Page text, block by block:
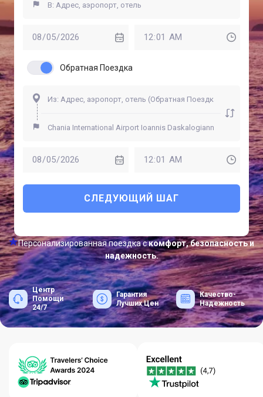
Обратная Поездка
СЛЕДУЮЩИЙ ШАГ
Персонализированная поездка скомфорт, безопасность и
надежность.
Центр
Помощи
24/7
Гарантия
Лучших Цен
Качество-
Надежность